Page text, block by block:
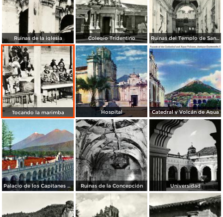
Ruinas de la iglesia Colegio Tridentino Ruinas del Templo de San Francisco
Tocando la marimba Hospital Catedral y Volcán de Agua
Palacio de los Capitanes Generales Ruinas de la Concepción Universidad